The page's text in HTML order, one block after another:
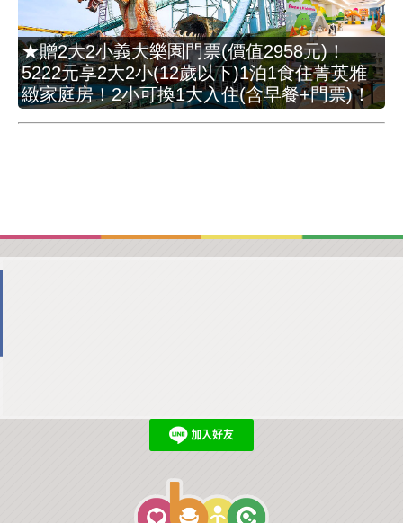
★贈2大2小義大樂園門票(價值2958元)！
5222元享2大2小(12歲以下)1泊1食住菁英雅
緻家庭房！2小可換1大入住(含早餐+門票)！